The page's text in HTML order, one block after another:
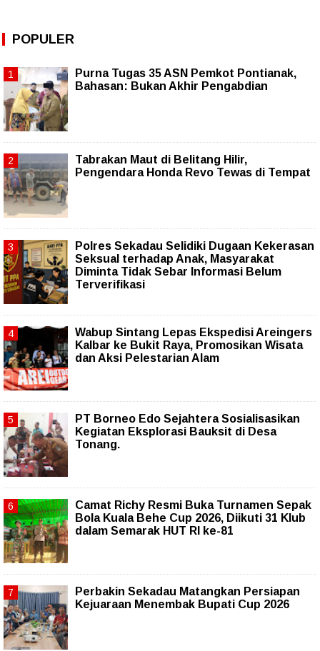
POPULER
Purna Tugas 35 ASN Pemkot Pontianak,
Bahasan: Bukan Akhir Pengabdian
Tabrakan Maut di Belitang Hilir,
Pengendara Honda Revo Tewas di Tempat
Polres Sekadau Selidiki Dugaan Kekerasan
Seksual terhadap Anak, Masyarakat
Diminta Tidak Sebar Informasi Belum
Terverifikasi
Wabup Sintang Lepas Ekspedisi Areingers
Kalbar ke Bukit Raya, Promosikan Wisata
dan Aksi Pelestarian Alam
PT Borneo Edo Sejahtera Sosialisasikan
Kegiatan Eksplorasi Bauksit di Desa
Tonang.
Camat Richy Resmi Buka Turnamen Sepak
Bola Kuala Behe Cup 2026, Diikuti 31 Klub
dalam Semarak HUT RI ke-81
Perbakin Sekadau Matangkan Persiapan
Kejuaraan Menembak Bupati Cup 2026